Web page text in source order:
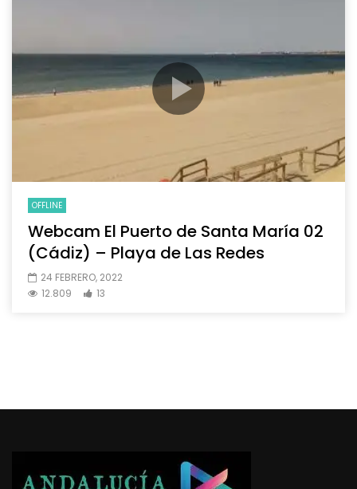
OFFLINE
Webcam El Puerto de Santa María 02
(Cádiz) – Playa de Las Redes
24 FEBRERO, 2022
12.809
13